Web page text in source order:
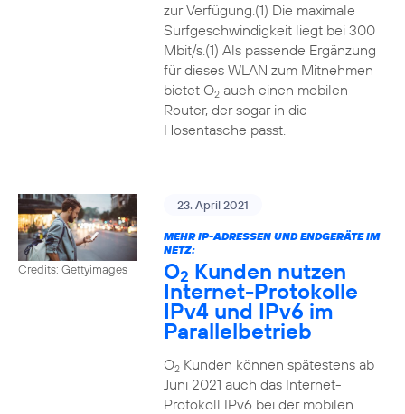
zur Verfügung.(1) Die maximale
Surfgeschwindigkeit liegt bei 300
Mbit/s.(1) Als passende Ergänzung
für dieses WLAN zum Mitnehmen
bietet O2auch einen mobilen
Router, der sogar in die
Hosentasche passt.
Credits: Gettyimages
23. April 2021
MEHR IP-ADRESSEN UND ENDGERÄTE IM
NETZ:
O2 Kunden nutzen
Internet-Protokolle
IPv4 und IPv6 im
Parallelbetrieb
O2Kunden können spätestens ab
Juni 2021 auch das Internet-
Protokoll IPv6 bei der mobilen